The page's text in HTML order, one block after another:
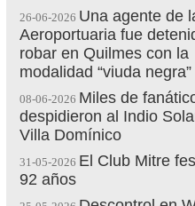
26-06-2026 Una agente de
Aeroportuaria fue
robar en Quilmes con la
modalidad “viuda negra”
08-06-2026 Miles de
despidieron al Indio
Villa Domínico
31-05-2026 El Club Mitre
92 años